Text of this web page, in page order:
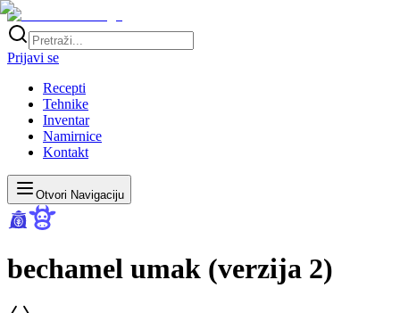
Prijavi se
Recepti
Tehnike
Inventar
Namirnice
Kontakt
Otvori Navigaciju
bechamel umak (verzija 2)